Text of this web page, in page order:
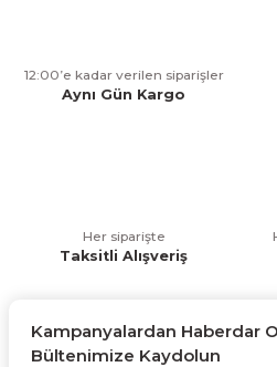
Ürün bilgilerinde hatalar bulunuyor.
12:00’e kadar verilen siparişler
Aynı Gün Kargo
Her siparişte
Taksitli Alışveriş
Kampanyalardan Haberdar
Bültenimize Kaydolun